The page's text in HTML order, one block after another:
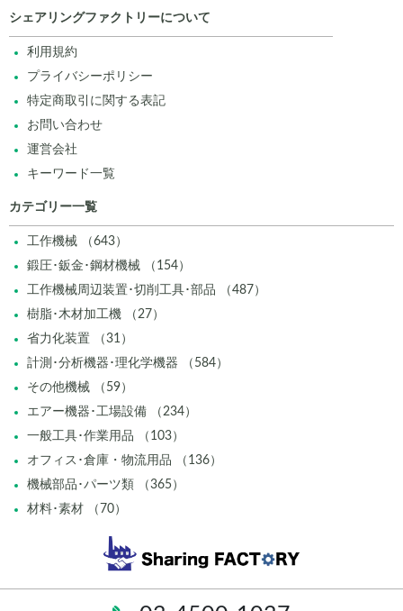
シェアリングファクトリーについて
利用規約
プライバシーポリシー
特定商取引に関する表記
お問い合わせ
運営会社
キーワード一覧
カテゴリー一覧
工作機械 （643）
鍛圧･鈑金･鋼材機械 （154）
工作機械周辺装置･切削工具･部品 （487）
樹脂･木材加工機 （27）
省力化装置 （31）
計測･分析機器･理化学機器 （584）
その他機械 （59）
エアー機器･工場設備 （234）
一般工具･作業用品 （103）
オフィス･倉庫・物流用品 （136）
機械部品･パーツ類 （365）
材料･素材 （70）